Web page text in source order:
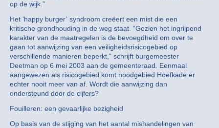
op de wijk.”
Het ‘happy burger’ syndroom creëert een mist die een
kritische grondhouding in de weg staat. “Gezien het ingrijpend
karakter van de maatregelen is de bevoegdheid om over te
gaan tot aanwijzing van een veiligheidsrisicogebied op
verschillende manieren beperkt,” schrijft burgemeester
Deetman op 6 mei 2003 aan de gemeenteraad. Eenmaal
aangewezen als risicogebied komt noodgebied Hoefkade er
echter nooit meer van af. Wordt die aanwijzing dan
ondersteund door de cijfers?
Fouilleren: een gevaarlijke bezigheid
Op basis van de stijging van het aantal mishandelingen van